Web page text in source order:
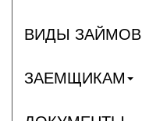
ВИДЫ ЗАЙМОВ
ЗАЕМЩИКАМ